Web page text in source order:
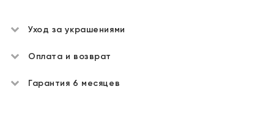
Уход за украшениями
Оплата и возврат
Гарантия 6 месяцев